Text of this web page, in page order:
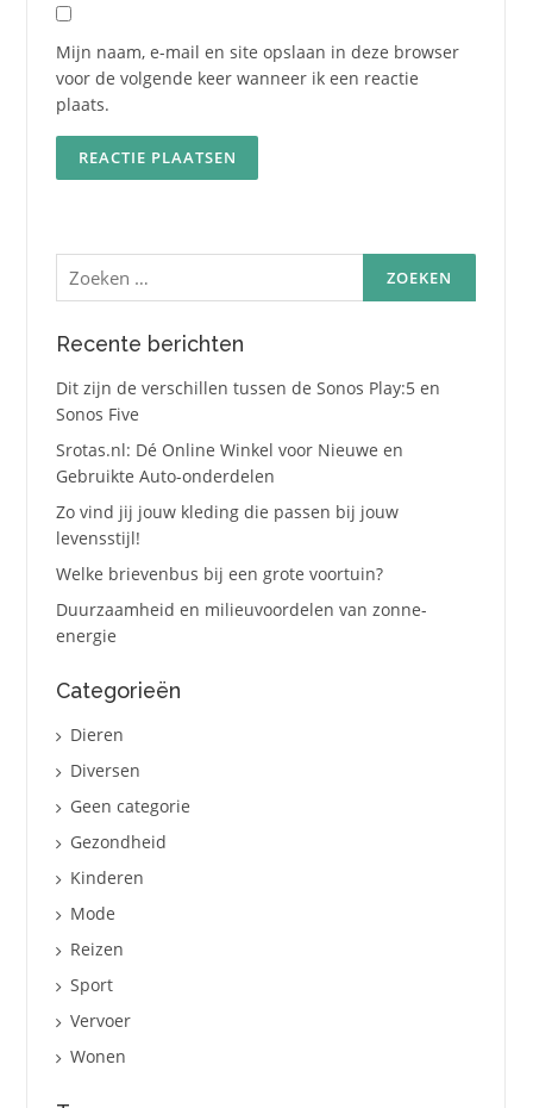
Mijn naam, e-mail en site opslaan in deze browser
voor de volgende keer wanneer ik een reactie
plaats.
Zoeken
naar:
Recente berichten
Dit zijn de verschillen tussen de Sonos Play:5 en
Sonos Five
Srotas.nl: Dé Online Winkel voor Nieuwe en
Gebruikte Auto-onderdelen
Zo vind jij jouw kleding die passen bij jouw
levensstijl!
Welke brievenbus bij een grote voortuin?
Duurzaamheid en milieuvoordelen van zonne-
energie
Categorieën
Dieren
Diversen
Geen categorie
Gezondheid
Kinderen
Mode
Reizen
Sport
Vervoer
Wonen